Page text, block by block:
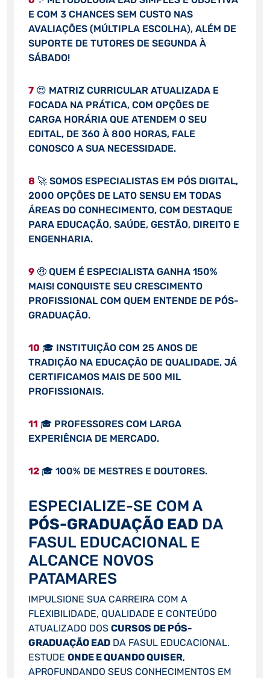
E COM 3 CHANCES SEM CUSTO NAS
AVALIAÇÕES (MÚLTIPLA ESCOLHA), ALÉM DE
SUPORTE DE TUTORES DE SEGUNDA À
SÁBADO!
7😍 MATRIZ CURRICULAR ATUALIZADA E
FOCADA NA PRÁTICA, COM OPÇÕES DE
CARGA HORÁRIA QUE ATENDEM O SEU
EDITAL, DE 360 À 800 HORAS, FALE
CONOSCO A SUA NECESSIDADE.
8 🚀 SOMOS ESPECIALISTAS EM PÓS DIGITAL,
2000 OPÇÕES DE LATO SENSU EM TODAS
ÁREAS DO CONHECIMENTO, COM DESTAQUE
PARA EDUCAÇÃO, SAÚDE, GESTÃO, DIREITO E
ENGENHARIA.
9🤑 QUEM É ESPECIALISTA GANHA 150%
MAIS! CONQUISTE SEU CRESCIMENTO
PROFISSIONAL COM QUEM ENTENDE DE PÓS-
GRADUAÇÃO.
10 🎓 INSTITUIÇÃO COM 25 ANOS DE
TRADIÇÃO NA EDUCAÇÃO DE QUALIDADE, JÁ
CERTIFICAMOS MAIS DE 500 MIL
PROFISSIONAIS.
11 🎓 PROFESSORES COM LARGA
EXPERIÊNCIA DE MERCADO.
12🎓 100% DE MESTRES E DOUTORES.
ESPECIALIZE-SE COM A
PÓS-GRADUAÇÃO EAD DA
FASUL EDUCACIONAL E
ALCANCE NOVOS
PATAMARES
IMPULSIONE SUA CARREIRA COM A
FLEXIBILIDADE, QUALIDADE E CONTEÚDO
ATUALIZADO DOS CURSOS DE PÓS-
GRADUAÇÃO EADDA FASUL EDUCACIONAL.
ESTUDE ONDE E QUANDO QUISER,
APROFUNDANDO SEUS CONHECIMENTOS EM